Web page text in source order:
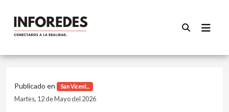
Publicado en San Vicent...
Martes, 12 de Mayo del 2026